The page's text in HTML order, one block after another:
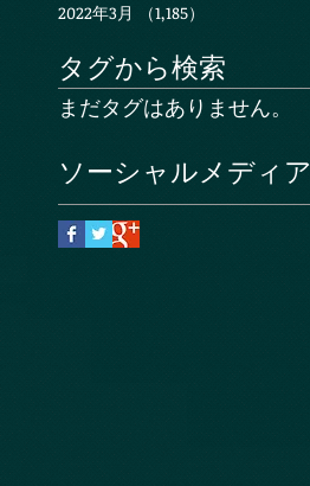
2022年3月
（1,185）
タグから検索
まだタグはありません。
ソーシャルメディア